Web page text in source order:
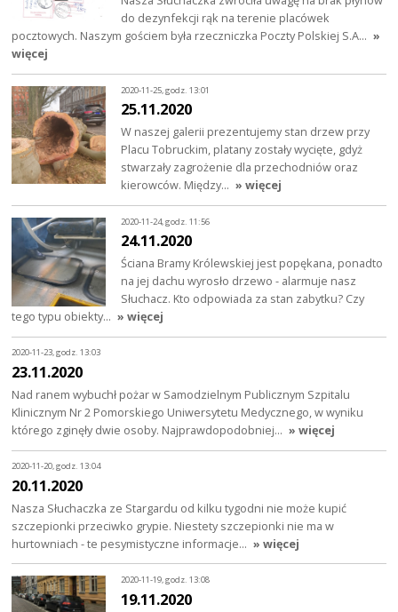
do dezynfekcji rąk na terenie placówek
pocztowych. Naszym gościem była rzeczniczka Poczty Polskiej S.A… »
więcej
2020-11-25, godz. 13:01
25.11.2020
W naszej galerii prezentujemy stan drzew przy
Placu Tobruckim, platany zostały wycięte, gdyż
stwarzały zagrożenie dla przechodniów oraz
kierowców. Między… » więcej
2020-11-24, godz. 11:56
24.11.2020
Ściana Bramy Królewskiej jest popękana, ponadto
na jej dachu wyrosło drzewo - alarmuje nasz
Słuchacz. Kto odpowiada za stan zabytku? Czy
tego typu obiekty… » więcej
2020-11-23, godz. 13:03
23.11.2020
Nad ranem wybuchł pożar w Samodzielnym Publicznym Szpitalu
Klinicznym Nr 2 Pomorskiego Uniwersytetu Medycznego, w wyniku
którego zginęły dwie osoby. Najprawdopodobniej… » więcej
2020-11-20, godz. 13:04
20.11.2020
Nasza Słuchaczka ze Stargardu od kilku tygodni nie może kupić
szczepionki przeciwko grypie. Niestety szczepionki nie ma w
hurtowniach - te pesymistyczne informacje… » więcej
2020-11-19, godz. 13:08
19.11.2020